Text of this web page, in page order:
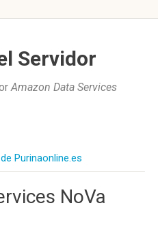
Servidor
Amazon Data Services
Purinaonline.es
NoVa